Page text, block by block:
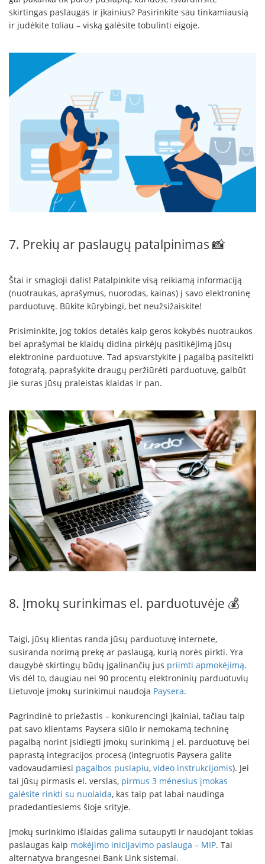
skirtingas paslaugas ir įkainius? Pasirinkite sau tinkamiausią
ir judėkite toliau – viską galėsite tobulinti eigoje.
7. Prekių ar paslaugų patalpinimas 📸
Štai ir smagioji dalis! Patalpinkite visą reikiamą informaciją
(nuotraukas, aprašymus, nuorodas, kainas) į savo elektroninę
parduotuvę. Būkite kūrybingi, bet neužsižaiskite!
Prisiminkite, jog tokios detalės kaip geros kokybės nuotraukos
bei aprašymai be klaidų didina pirkėjų pasitikėjimą jūsų
elektronine parduotuve. Tad apsvarstykite į pagalbą pasitelkti
fotografą, paprašykite draugų peržiūrėti parduotuvę, galbūt
jie suras jūsų praleistas klaidas ir pan.
8. Įmokų surinkimas el. parduotuvėje 💰
Taigi, jūsų klientas randa jūsų parduotuvę internete,
susiranda norimą prekę ar paslaugą, kurią norės pirkti. Yra
daugybė skirtingų būdų įgalinančių jus priimti apmokėjimą.
Vis dėl to, daugiau nei 90 procentų elektroninių parduotuvių
Lietuvoje įmokų surinkimui naudoja Paysera.
Pagrindinė to priežastis – konkurencingi įkainiai, tačiau taip
pat savo klientams Paysera siūlo ir nemokamą techninę
pagalbą norint įsidiegti įmokų surinkimą į el. parduotuvę bei
paprastą integracijos procesą (integruotis Paysera galite
vadovaudamiesi pagalbos puslapiu, video instrukcijomis). Jei
tai jūsų pirmasis el. verslas, pirmus 3 mėnesius įmokas
galėsite rinkti su nuolaida, kas taip pat labai naudinga
pradedantiesiems šioje srityje.
Įmokų surinkimo išlaidas galima sutaupyti ir naudojant tokias
paslaugas kaip mokėjimo inicijavimo paslauga – MIP. Tai
alternatyva brangesnei Bank Link sistemai.